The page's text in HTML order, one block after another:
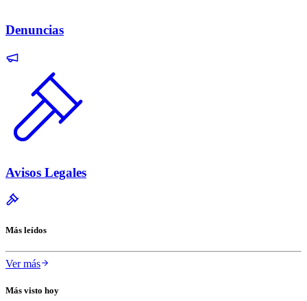
Denuncias
Avisos Legales
Más leídos
Ver más
Más visto hoy